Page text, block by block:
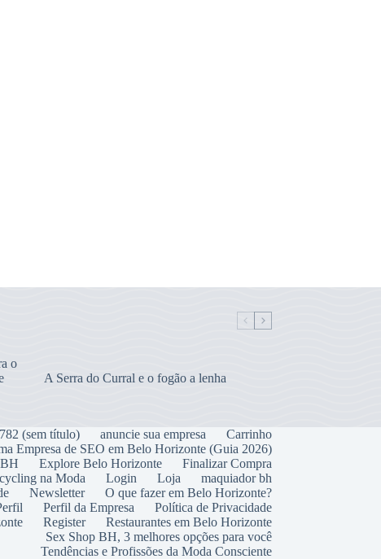
o
A Serra do Curral e o fogão a lenha
(sem título) anuncie sua empresa
Carrinho
Empresa de SEO em Belo Horizonte (Guia 2026)
Explore Belo Horizonte
Finalizar Compra
na Moda
Login Loja
maquiador bh
Newsletter
O que fazer em Belo Horizonte?
Perfil da Empresa
Política de Privacidade
Register
Restaurantes em Belo Horizonte
Sex Shop BH, 3 melhores opções para você
Tendências e Profissões da Moda Consciente